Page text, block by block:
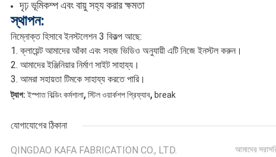
দৃঢ় ভূমিকম্প এবং বায়ু সহ্য করার ক্ষমতা
স্থাপন:
নিম্নোক্ত হিসাবে ইনস্টলেশন 3 বিকল্প আছে:
1. ক্লায়েন্ট আমাদের আঁকা এবং সহজ ভিডিও অনুযায়ী এটি নিজে ইনস্টল করুন।
2. আমাদের ইঞ্জিনিয়ার নির্মাণ সাইট সাহায্য।
3. আমরা সহায়তা টিমকে সাহায্য করতে পারি।
ট্যাগ: ইস্পাত বিল্ডিং কর্মশালা, স্টিল ওয়ার্কশপ প্রিফ্যাব, break
যোগাযোগের ঠিকানা
QINGDAO KAFA FABRICATION CO., LTD. আমাদের